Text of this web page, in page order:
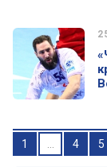
1 ... 4 5